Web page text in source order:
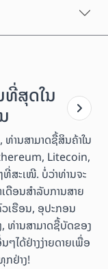
ສຸດໃນ
ານສາມາດຊື້ສິນຄ້າໃນ
Litecoin,
ສະເໜີ. ບໍ່ວ່າທ່ານຈະ
ດືອນສຳລັບການສາຍ
ວເຮືອນ, ອຸປະກອນ
ທ່ານສາມາດຊື້ບັດຂອງ
ດ້ຢ່າງງ່າຍດາຍເພື່ອ
ຢ່າງ!